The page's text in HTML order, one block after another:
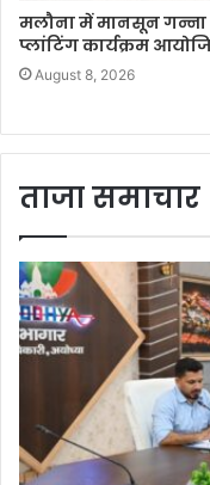
मलौना में मानसून गन्ना
प्लांटिंग कार्यक्रम
August 8, 2026
ताजा समाचार